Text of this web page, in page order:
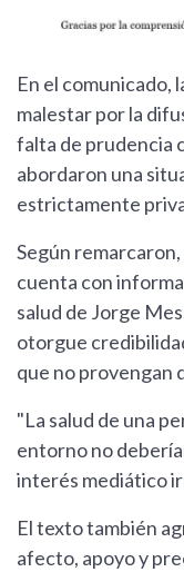
En el comunicado,
malestar por la
falta de prudencia
abordaron una
estrictamente
Según
cuenta con
salud de Jorge
otorgue
que no provengan
"La salud de una
entorno no
interés mediático
El texto también
afecto, apoyo y